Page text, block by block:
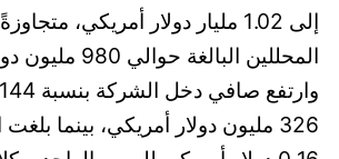
إلى 1.02 مليار دولار أمريكي،
المحللين البالغة
326 مليون دولار أمريكي، بينما